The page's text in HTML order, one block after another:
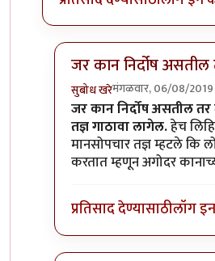
जर कान निर्दोष
सुबोध खरेमंगळवार, 06/08/2019
In reply toकान बंद
जर कान निर्दोष असतील
तज्ञ गाठावा लागेल.हेच
मानसोपचार तज्ञ म्हटले
करतात म्हणून अगोदर
प्रतिसाद देण्यासाठीलॉग